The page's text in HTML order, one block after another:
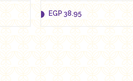
EGP 38.95